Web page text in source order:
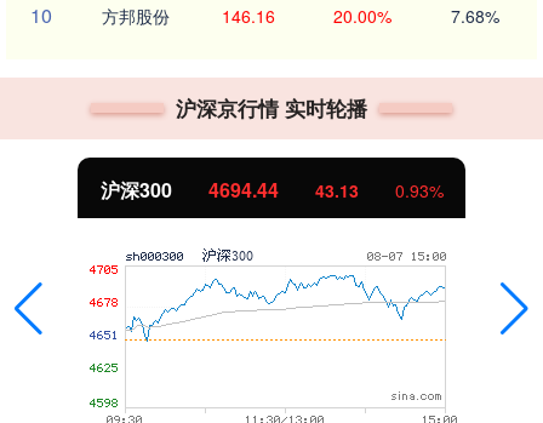
10 方邦股份 146.16 20.00% 7.68%
沪深京行情 实时轮播
沪深300 4694.44 43.13 0.93%